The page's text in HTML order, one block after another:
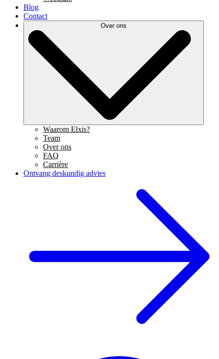
Blog
Contact
Over ons
Waarom Elxis?
Team
Over ons
FAQ
Carrière
Ontvang deskundig advies